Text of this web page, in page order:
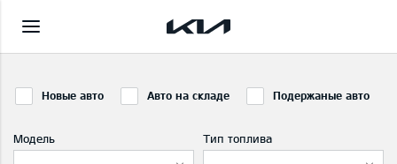
Новые авто Авто на складе Подержаные авто
Модель Тип топлива